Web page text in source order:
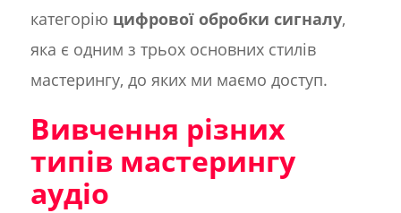
категорію цифрової обробки сигналу,
яка є одним з трьох основних стилів
мастерингу, до яких ми маємо доступ.
Вивчення різних
типів мастерингу
аудіо